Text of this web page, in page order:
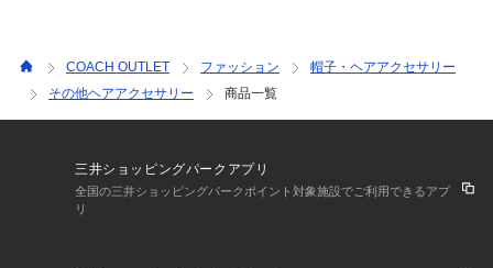
COACH OUTLET ファッション
帽子・ヘアアクセサリー
その他ヘアアクセサリー
商品一覧
三井ショッピングパークアプリ
全国の三井ショッピングパークポイント対象施設でご利用できるアプ
リ